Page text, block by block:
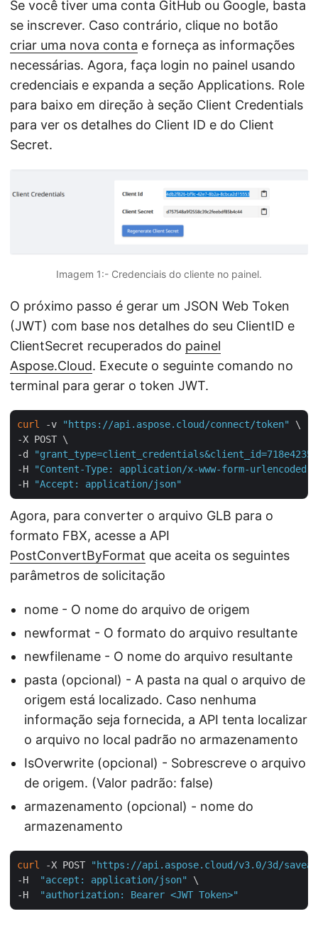
Se você tiver uma conta GitHub ou Google, basta
se inscrever. Caso contrário, clique no botão
criar uma nova conta e forneça as informações
necessárias. Agora, faça login no painel usando
credenciais e expanda a seção Applications. Role
para baixo em direção à seção Client Credentials
para ver os detalhes do Client ID e do Client
Secret.
Imagem 1:- Credenciais do cliente no painel.
O próximo passo é gerar um JSON Web Token
(JWT) com base nos detalhes do seu ClientID e
ClientSecret recuperados do painel
Aspose.Cloud. Execute o seguinte comando no
terminal para gerar o token JWT.
curl -v "https://api.aspose.cloud/connect/token"
\
-X POST \
-d
"grant_type=client_credentials&client_id=718e4235-
-H
"Content-Type: application/x-www-form-urlencoded"
-H
"Accept: application/json"
Agora, para converter o arquivo GLB para o
formato FBX, acesse a API
PostConvertByFormat que aceita os seguintes
parâmetros de solicitação
nome - O nome do arquivo de origem
newformat - O formato do arquivo resultante
newfilename - O nome do arquivo resultante
pasta (opcional) - A pasta na qual o arquivo de
origem está localizado. Caso nenhuma
informação seja fornecida, a API tenta localizar
o arquivo no local padrão no armazenamento
IsOverwrite (opcional) - Sobrescreve o arquivo
de origem. (Valor padrão: false)
armazenamento (opcional) - nome do
armazenamento
curl -X POST
"https://api.aspose.cloud/v3.0/3d/saveas/
-H
"accept: application/json"
\
-H
"authorization: Bearer <JWT Token>"